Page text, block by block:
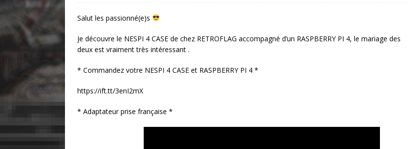
Salut les passionné(e)s
Je découvre le NESPI 4 CASE de chez RETROFLAG accompagné d’un RASPBERRY PI 4, le mariage des
deux est vraiment très intéressant .
* Commandez votre NESPI 4 CASE et RASPBERRY PI 4 *
https://ift.tt/3enI2mX
* Adaptateur prise française *